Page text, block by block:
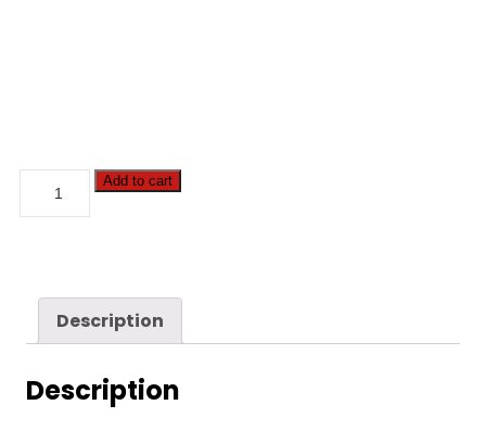
Lacrosse
300hp
quantity
Add to cart
Description
Description